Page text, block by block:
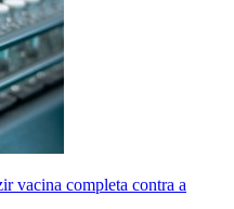
vacina completa contra a